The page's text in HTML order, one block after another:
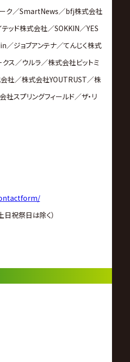
ーク／SmartNews／bfj株式会社
ッド株式会社／SOKKIN／YES
ジョブアンテナ／てんじく株式
ス／ウルラ／株式会社ビットミ
社／株式会社YOUTRUST／株
社スプリングフィールド／ザ・リ
祝祭日は除く）